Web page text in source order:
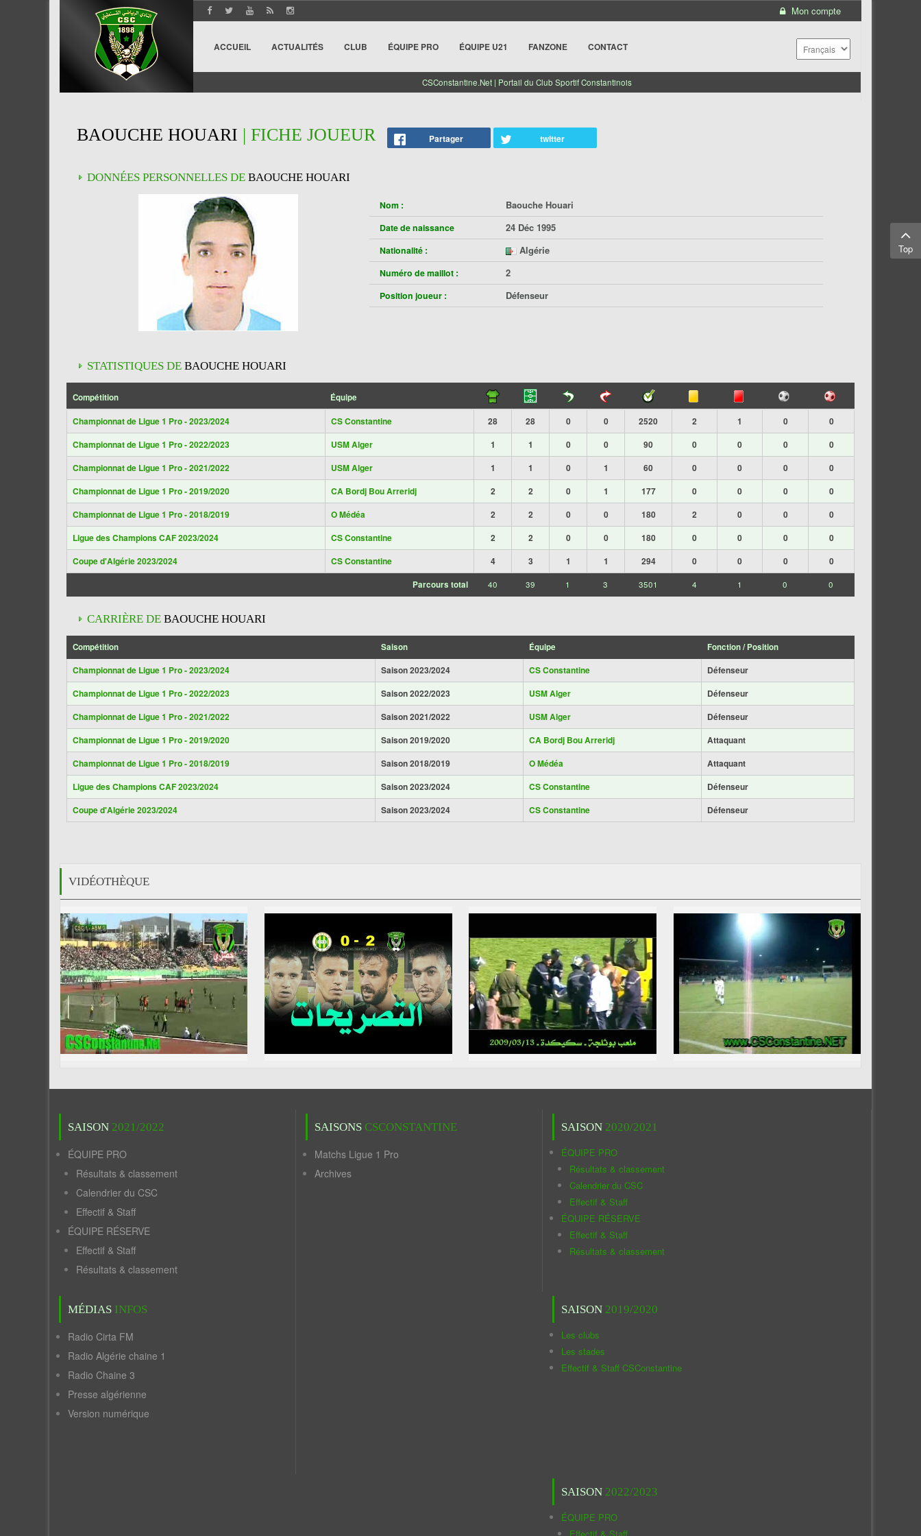
Mon compte
ACCUEIL ACTUALITÉS CLUB ÉQUIPE PRO ÉQUIPE U21 FANZONE CONTACT
CSConstantine.Net | Portail du Club Sportif Constantinois
BAOUCHE HOUARI | FICHE JOUEUR Partager twitter
DONNÉES PERSONNELLES DE BAOUCHE HOUARI
Nom : Baouche Houari
Date de naissance 24 Déc 1995
Nationalité : Algérie
Numéro de maillot : 2
Position joueur : Défenseur
STATISTIQUES DE BAOUCHE HOUARI
Compétition Équipe
Championnat de Ligue 1 Pro - 2023/2024 CS Constantine 28 28 0 0 2520 2 1 0
0
Championnat de Ligue 1 Pro - 2022/2023
USM Alger 1 1 0 0 90 0 0 0
0
Championnat de Ligue 1 Pro - 2021/2022
USM Alger 1 1 0 1 60 0 0 0
0
Championnat de Ligue 1 Pro - 2019/2020
CA Bordj Bou Arreridj 2 2 0 1 177 0 0 0
0
Championnat de Ligue 1 Pro - 2018/2019
O Médéa 2 2 0 0 180 2 0 0
0
Ligue des Champions CAF 2023/2024
CS Constantine 2 2 0 0 180 0 0 0
0
Coupe d'Algérie 2023/2024
CS Constantine 4 3 1 1 294 0 0 0 0
Parcours total 40 39 1 3 3501 4 1 0 0
CARRIÈRE DE BAOUCHE HOUARI
Compétition Saison Équipe Fonction / Position
Championnat de Ligue 1 Pro - 2023/2024 Saison 2023/2024 CS Constantine
Défenseur
Championnat de Ligue 1 Pro - 2022/2023
Saison 2022/2023 USM Alger
Défenseur
Championnat de Ligue 1 Pro - 2021/2022
Saison 2021/2022 USM Alger
Défenseur
Championnat de Ligue 1 Pro - 2019/2020
Saison 2019/2020 CA Bordj Bou Arreridj
Attaquant
Championnat de Ligue 1 Pro - 2018/2019
Saison 2018/2019 O Médéa
Attaquant
Ligue des Champions CAF 2023/2024
Saison 2023/2024 CS Constantine
Défenseur
Coupe d'Algérie 2023/2024
Saison 2023/2024 CS Constantine Défenseur
VIDÉOTHÈQUE
SAISON 2021/2022
ÉQUIPE PRO
Résultats & classement
Calendrier du CSC
Effectif & Staff
ÉQUIPE RÉSERVE
Effectif & Staff
Résultats & classement
MÉDIAS INFOS
Radio Cirta FM
Radio Algérie chaine 1
Radio Chaine 3
Presse algérienne
Version numérique
SAISONS CSCONSTANTINE
Matchs Ligue 1 Pro
Archives
SAISON 2020/2021
ÉQUIPE PRO
Résultats & classement
Calendrier du CSC
Effectif & Staff
ÉQUIPE RÉSERVE
Effectif & Staff
Résultats & classement
SAISON 2019/2020
Les clubs
Les stades
Effectif & Staff CSConstantine
SAISON 2022/2023
ÉQUIPE PRO
Top